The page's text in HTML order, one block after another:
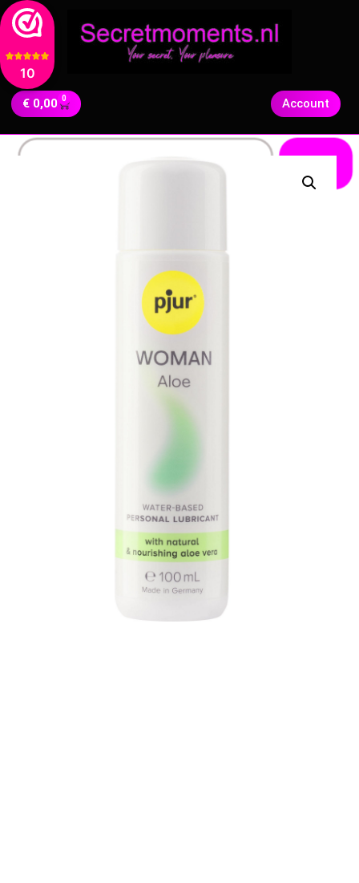
10
€ 0,00 0 Account